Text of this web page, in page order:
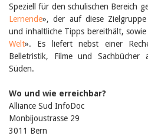
Speziell für den schulischen Bereich
Lernende», der auf diese
und inhaltliche Tipps bereithält,
Welt». Es liefert nebst einer
Belletristik, Filme und
Süden.
Wo und wie erreichbar?
Alliance Sud InfoDoc
Monbijoustrasse 29
3011 Bern